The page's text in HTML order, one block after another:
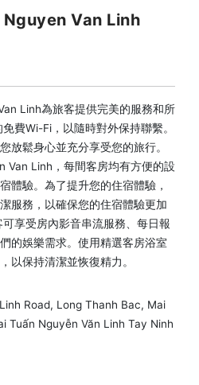
Van Linh
Linh為旅客提供完美的服務和所
費Wi-Fi，以隨時對外保持聯繫。
放鬆身心並充分享受您的旅行。
Van Linh，每間客房均有方便的設
體驗。為了提升您的住宿體驗，
服務，以確保您的住宿體驗更加
享受房內影音串流服務、每日報
的娛樂需求。使用精選客房浴室
以保持清潔並恢復精力。
Road, Long Thanh Bac, Mai
Tuấn Nguyễn Văn Linh Tay Ninh